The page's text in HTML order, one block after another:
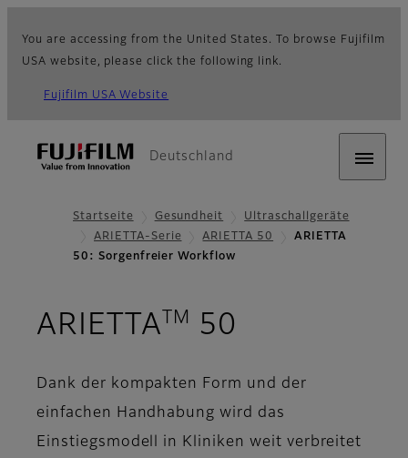
You are accessing from the United States. To browse Fujifilm
USA website, please click the following link.
Fujifilm USA Website
Deutschland
Startseite Gesundheit
Ultraschallgeräte
ARIETTA-Serie
ARIETTA 50
ARIETTA
50: Sorgenfreier Workflow
ARIETTA TM 50
Dank der kompakten Form und der
einfachen Handhabung wird das
Einstiegsmodell in Kliniken weit verbreitet